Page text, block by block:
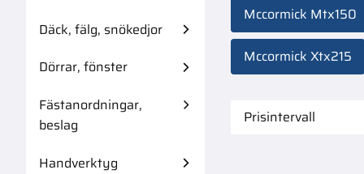
Mccormick Mtx150
Mccormick Xtx215
Prisintervall
Däck, fälg, snökedjor
Dörrar, fönster
Fästanordningar,
beslag
Handverktyg